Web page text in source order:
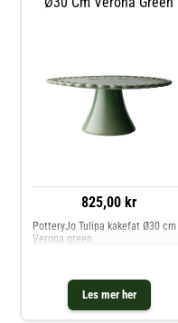
825,00 kr
Les mer her
PotteryJo Tulipa kakefat Ø30 cm
Verona green